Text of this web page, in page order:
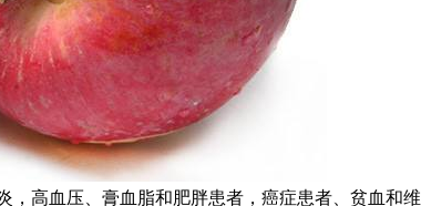
高血压、膏血脂和肥胖患者，癌症患者、贫血和维